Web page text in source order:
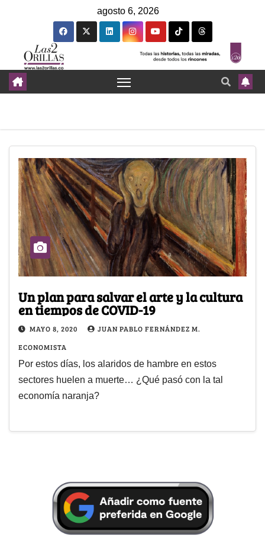
agosto 6, 2026
Un plan para salvar el arte y la cultura
en tiempos de COVID-19
MAYO 8, 2020
JUAN PABLO FERNÁNDEZ M.
ECONOMISTA
Por estos días, los alaridos de hambre en estos
sectores huelen a muerte… ¿Qué pasó con la tal
economía naranja?